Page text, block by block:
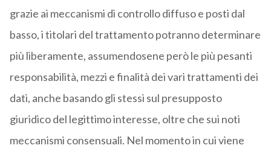
grazie ai meccanismi di controllo diffuso e posti dal
basso, i titolari del trattamento potranno determinare
più liberamente, assumendosene però le più pesanti
responsabilità, mezzi e finalità dei vari trattamenti dei
dati, anche basando gli stessi sul presupposto
giuridico del legittimo interesse, oltre che sui noti
meccanismi consensuali. Nel momento in cui viene